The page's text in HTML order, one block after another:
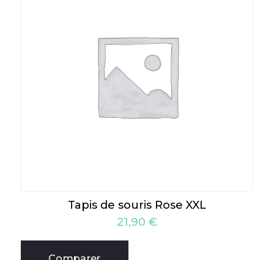
Tapis de souris Rose XXL
21,90 €